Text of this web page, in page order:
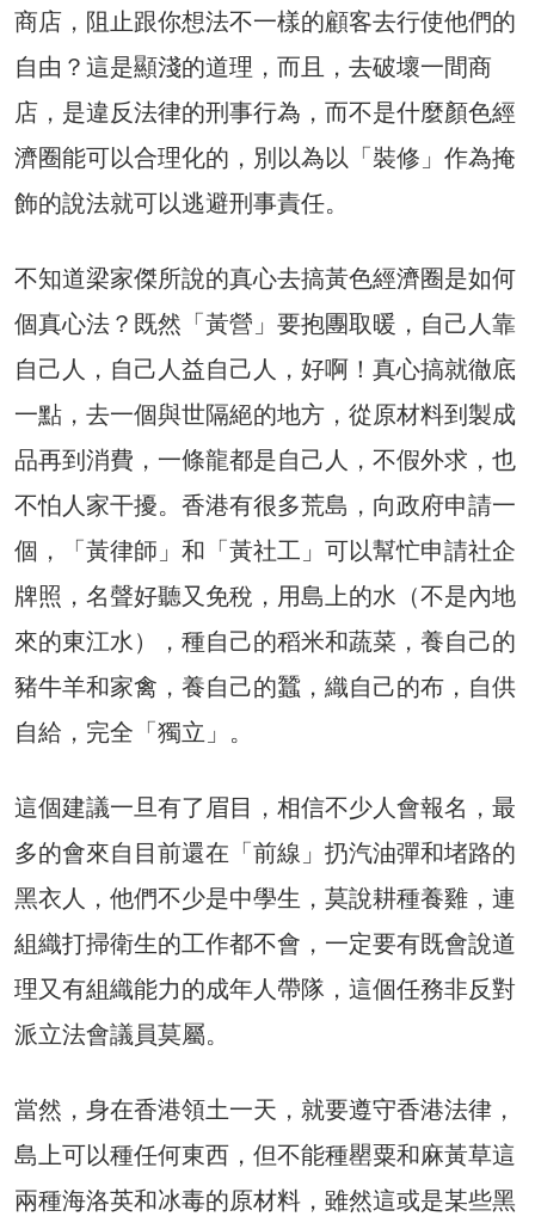
商店，阻止跟你想法不一樣的顧客去行使他們的
自由？這是顯淺的道理，而且，去破壞一間商
店，是違反法律的刑事行為，而不是什麼顏色經
濟圈能可以合理化的，別以為以「裝修」作為掩
飾的說法就可以逃避刑事責任。
不知道梁家傑所說的真心去搞黃色經濟圈是如何
個真心法？既然「黃營」要抱團取暖，自己人靠
自己人，自己人益自己人，好啊！真心搞就徹底
一點，去一個與世隔絕的地方，從原材料到製成
品再到消費，一條龍都是自己人，不假外求，也
不怕人家干擾。香港有很多荒島，向政府申請一
個，「黃律師」和「黃社工」可以幫忙申請社企
牌照，名聲好聽又免稅，用島上的水（不是內地
來的東江水），種自己的稻米和蔬菜，養自己的
豬牛羊和家禽，養自己的蠶，織自己的布，自供
自給，完全「獨立」。
這個建議一旦有了眉目，相信不少人會報名，最
多的會來自目前還在「前線」扔汽油彈和堵路的
黑衣人，他們不少是中學生，莫說耕種養雞，連
組織打掃衛生的工作都不會，一定要有既會說道
理又有組織能力的成年人帶隊，這個任務非反對
派立法會議員莫屬。
當然，身在香港領土一天，就要遵守香港法律，
島上可以種任何東西，但不能種罌粟和麻黃草這
兩種海洛英和冰毒的原材料，雖然這或是某些黑